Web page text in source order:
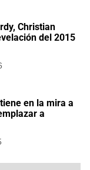
Christian
del 2015
en la mira a
a